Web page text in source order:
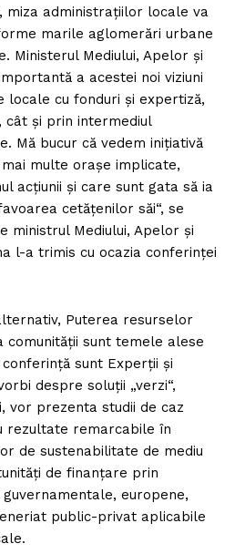
miza administrațiilor locale va
marile aglomerări urbane
Ministerul Mediului, Apelor și
a acestei noi viziuni
locale cu fonduri și expertiză,
și prin intermediul
Mă bucur că vedem inițiativă
multe orașe implicate,
acțiunii și care sunt gata să ia
cetățenilor săi“, se
ministrul Mediului, Apelor și
l-a trimis cu ocazia conferinței
Puterea resurselor
comunității sunt temele alese
sunt Experții și
despre soluții „verzi“,
vor prezenta studii de caz
rezultate remarcabile în
de sustenabilitate de mediu
de finanțare prin
europene,
public-privat aplicabile